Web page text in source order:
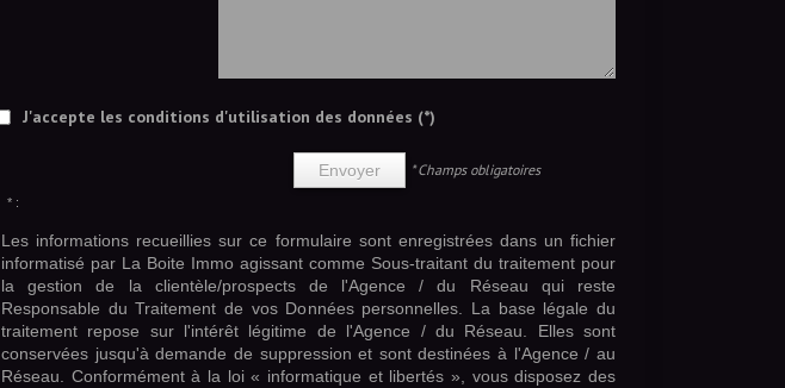
J'accepte les conditions d'utilisation des données (*)
Envoyer * Champs obligatoires
* :
Les informations recueillies sur ce formulaire sont enregistrées dans un fichier
informatisé par La Boite Immo agissant comme Sous-traitant du traitement pour
la gestion de la clientèle/prospects de l'Agence / du Réseau qui reste
Responsable du Traitement de vos Données personnelles. La base légale du
traitement repose sur l'intérêt légitime de l'Agence / du Réseau. Elles sont
conservées jusqu'à demande de suppression et sont destinées à l'Agence / au
Réseau. Conformément à la loi « informatique et libertés », vous disposez des